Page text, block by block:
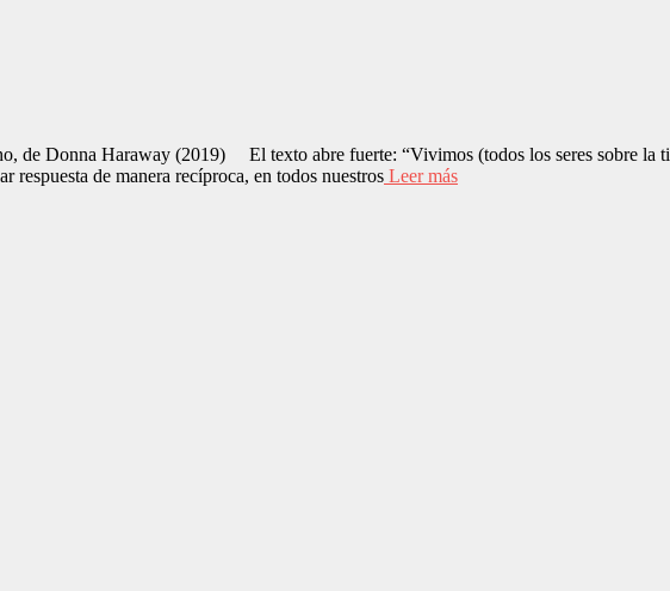
de Donna Haraway (2019) El texto abre fuerte: “Vivimos (todos los seres sobre la
respuesta de manera recíproca, en todos nuestros Leer más